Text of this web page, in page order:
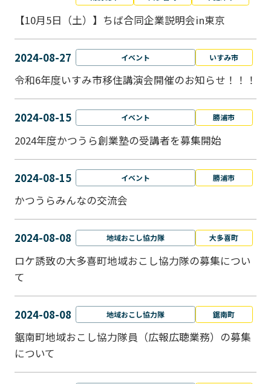
【10月5日（土）】ちば合同企業説明会in東京
2024-08-27 イベント いすみ市
令和6年度いすみ市移住講演会開催のお知らせ！！！
2024-08-15 イベント 勝浦市
2024年度かつうら創業塾の受講者を募集開始
2024-08-15 イベント 勝浦市
かつうらみんなの交流会
2024-08-08 地域おこし協力隊 大多喜町
ロケ誘致の大多喜町地域おこし協力隊の募集につい
て
2024-08-08 地域おこし協力隊 鋸南町
鋸南町地域おこし協力隊員（広報広聴業務）の募集
について